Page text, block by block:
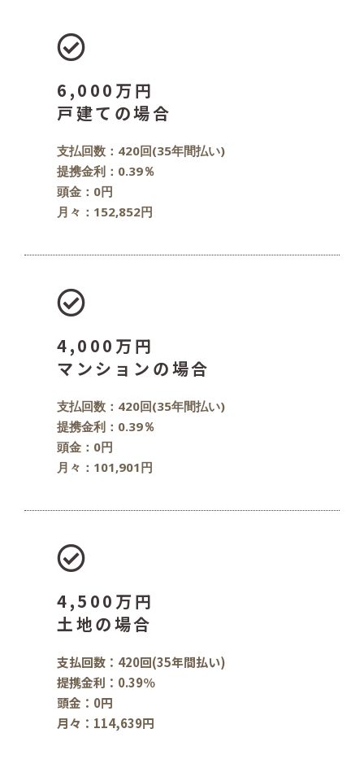
6,000万円
戸建ての場合
支払回数：420回(35年間払い)
提携金利：0.39％
頭金：0円
月々：152,852円
4,000万円
マンションの場合
支払回数：420回(35年間払い)
提携金利：0.39％
頭金：0円
月々：101,901円
4,500万円
土地の場合
支払回数：420回(35年間払い)
提携金利：0.39％
頭金：0円
月々：114,639円